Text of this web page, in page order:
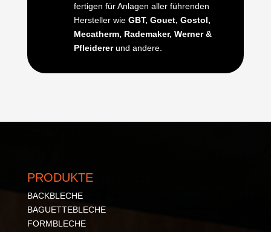
fertigen für Anlagen aller führenden
Hersteller wie GBT, Gouet, Gostol,
Mecatherm, Rademaker, Werner &
Pfleidererund andere.
PRODUKTE
BACKBLECHE
BAGUETTEBLECHE
FORMBLECHE